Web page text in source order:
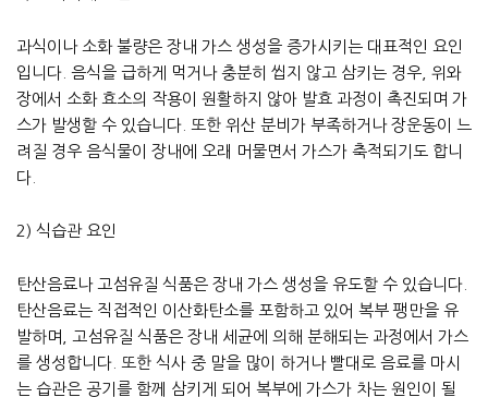
과식이나 소화 불량은 장내 가스 생성을 증가시키는 대표적인 요인
입니다. 음식을 급하게 먹거나 충분히 씹지 않고 삼키는 경우, 위와
장에서 소화 효소의 작용이 원활하지 않아 발효 과정이 촉진되며 가
스가 발생할 수 있습니다. 또한 위산 분비가 부족하거나 장운동이 느
려질 경우 음식물이 장내에 오래 머물면서 가스가 축적되기도 합니
다.
2) 식습관 요인
탄산음료나 고섬유질 식품은 장내 가스 생성을 유도할 수 있습니다.
탄산음료는 직접적인 이산화탄소를 포함하고 있어 복부 팽만을 유
발하며, 고섬유질 식품은 장내 세균에 의해 분해되는 과정에서 가스
를 생성합니다. 또한 식사 중 말을 많이 하거나 빨대로 음료를 마시
는 습관은 공기를 함께 삼키게 되어 복부에 가스가 차는 원인이 될